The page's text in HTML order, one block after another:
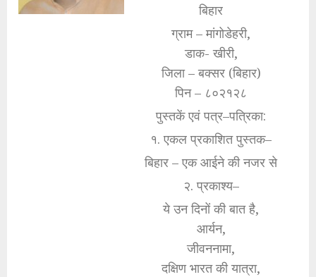
बिहार
ग्राम – मांगोडेहरी,
डाक- खीरी,
जिला – बक्सर (बिहार)
पिन – ८०२१२८
पुस्तकें एवं पत्र–पत्रिका:
१. एकल प्रकाशित पुस्तक–
बिहार – एक आईने की नजर से
२. प्रकाश्य–
ये उन दिनों की बात है,
आर्यन,
जीवननामा,
दक्षिण भारत की यात्रा,